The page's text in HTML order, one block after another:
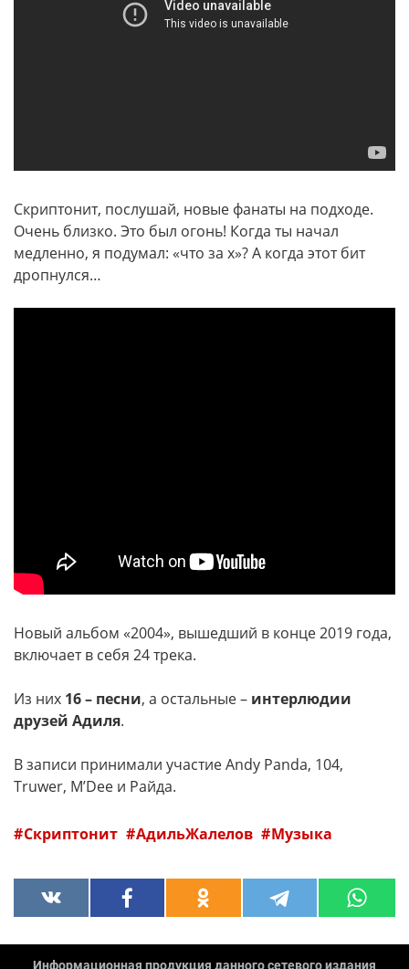
Скриптонит, послушай, новые фанаты на подходе.
Очень близко. Это был огонь! Когда ты начал
медленно, я подумал: «что за х»? А когда этот бит
дропнулся…
Новый альбом «2004», вышедший в конце 2019 года,
включает в себя 24 трека.
Из них 16 – песни, а остальные – интерлюдии
друзей Адиля.
В записи принимали участие Andy Panda, 104,
Truwer, MʼDee и Райда.
Скриптонит АдильЖалелов Музыка
Информационная продукция данного сетевого издания